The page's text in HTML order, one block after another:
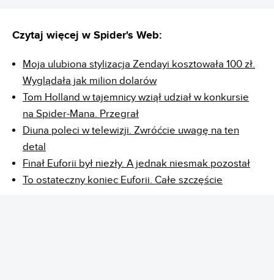
Czytaj więcej w Spider's Web:
Moja ulubiona stylizacja Zendayi kosztowała 100 zł.
Wyglądała jak milion dolarów
Tom Holland w tajemnicy wziął udział w konkursie
na Spider-Mana. Przegrał
Diuna poleci w telewizji. Zwróćcie uwagę na ten
detal
Finał Euforii był niezły. A jednak niesmak pozostał
To ostateczny koniec Euforii. Całe szczęście